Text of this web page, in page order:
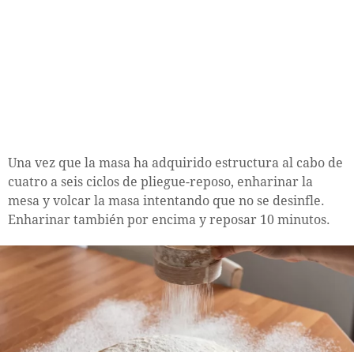
Una vez que la masa ha adquirido estructura al cabo de
cuatro a seis ciclos de pliegue-reposo, enharinar la
mesa y volcar la masa intentando que no se desinfle.
Enharinar también por encima y reposar 10 minutos.